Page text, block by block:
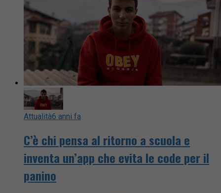
Attualità6 anni fa
C’è chi pensa al ritorno a scuola e
inventa un’app che evita le code per il
panino